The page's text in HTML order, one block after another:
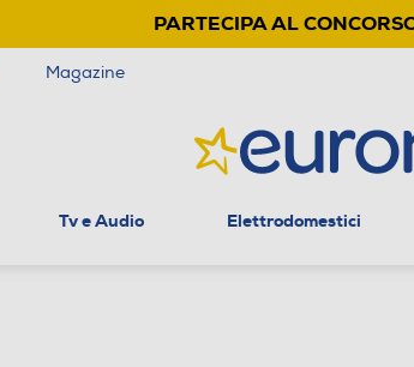
PARTECIPA AL
Magazine
Tv e Audio Elettrodomestici